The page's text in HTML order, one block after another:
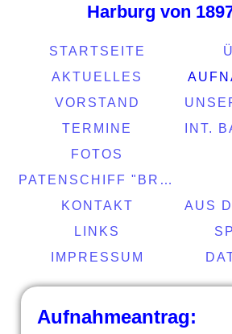
Harburg von
STARTSEITE
AKTUELLES
VORSTAND
TERMINE
FOTOS
PATENSCHIFF "BRASIL"
KONTAKT
AUS
LINKS
IMPRESSUM
Aufnahmeantrag: